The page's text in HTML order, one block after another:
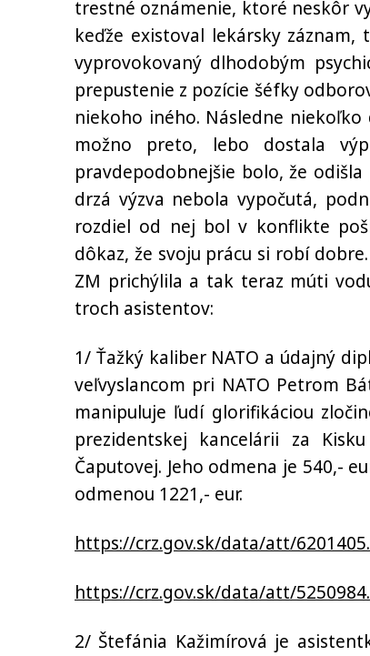
trestné oznámenie, ktoré neskôr
keďže existoval lekárskyzáznam,
vyprovokovaný dlhodobým
prepustenie z pozície šéfky
niekoho iného. Následne
možno preto, lebo dostala
pravdepodobnejšie bolo, že
drzá výzva nebola vypočutá,
rozdiel od nej bol v konflikte
dôkaz, že svoju prácu si robí
ZM prichýlila a tak teraz múti
troch asistentov:
1/ Ťažký kaliber NATO a údajný
veľvyslancom pri NATO Petrom
manipuluje ľudí glorifikáciou
prezidentskej kancelárii za
Čaputovej. Jeho odmena je 540,-
odmenou 1221,- eur.
https://crz.gov.sk/data/att/
https://crz.gov.sk/data/att/
2/ Štefánia Kažimírová je